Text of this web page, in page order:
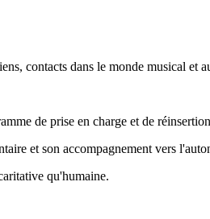
contacts dans le monde musical et
de prise en charge et de
et son accompagnement vers
qu'humaine.